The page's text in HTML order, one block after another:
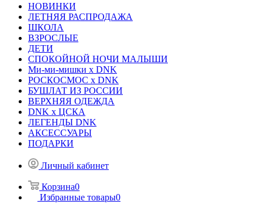
НОВИНКИ
ЛЕТНЯЯ РАСПРОДАЖА
ШКОЛА
ВЗРОСЛЫЕ
ДЕТИ
СПОКОЙНОЙ НОЧИ МАЛЫШИ
Ми-ми-мишки x DNK
РОСКОСМОС x DNK
БУШЛАТ ИЗ РОССИИ
ВЕРХНЯЯ ОДЕЖДА
DNK x ЦСКА
ЛЕГЕНДЫ DNK
АКСЕССУАРЫ
ПОДАРКИ
Личный кабинет
Корзина0
Избранные товары0